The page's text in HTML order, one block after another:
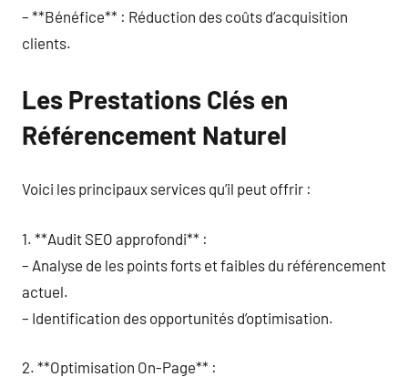
– **Bénéfice** : Réduction des coûts d’acquisition
clients.
Les Prestations Clés en
Référencement Naturel
Voici les principaux services qu’il peut offrir :
1. **Audit SEO approfondi** :
– Analyse de les points forts et faibles du référencement
actuel.
– Identification des opportunités d’optimisation.
2. **Optimisation On-Page** :